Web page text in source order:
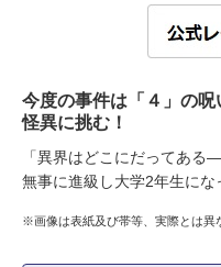
今度の事件は「４」の
怪異に挑む！
「異界はどこにだってある
無事に進級し大学2年生にな
※画像は表紙及び帯等、実際とは異